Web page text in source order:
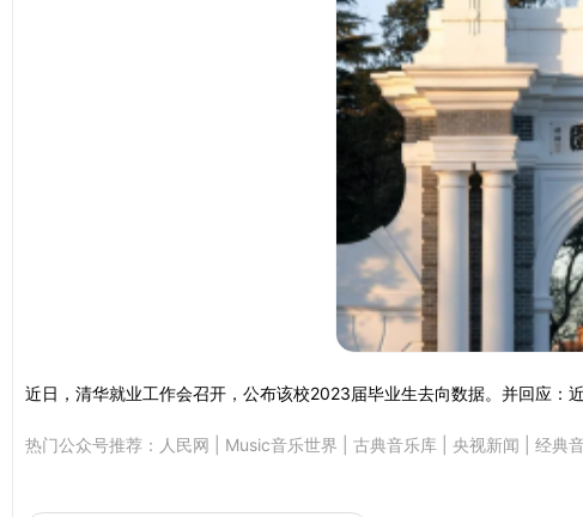
近日，清华就业工作会召开，公布该校2023届毕业生去向数据。并回应：
热门公众号推荐： 人民网 Music音乐世界 古典音乐库 央视新闻 经典